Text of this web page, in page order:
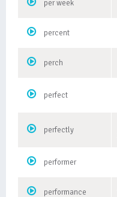
per week
percent
perch
perfect
perfectly
performer
performance